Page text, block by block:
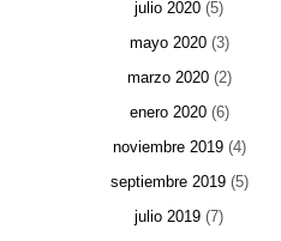
julio 2020 (5)
mayo 2020(3)
marzo 2020(2)
enero 2020(6)
noviembre 2019(4)
septiembre 2019(5)
julio 2019 (7)